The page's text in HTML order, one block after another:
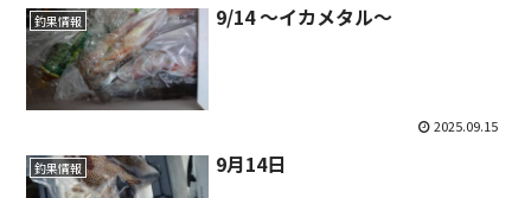
釣果情報 9/14 ～イカメタル～
2025.09.15
釣果情報 9月14日